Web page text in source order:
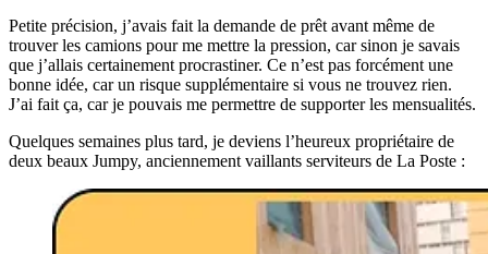
Petite précision, j’avais fait la demande de prêt avant même de
trouver les camions pour me mettre la pression, car sinon je savais
que j’allais certainement procrastiner. Ce n’est pas forcément une
bonne idée, car un risque supplémentaire si vous ne trouvez rien.
J’ai fait ça, car je pouvais me permettre de supporter les mensualités.
Quelques semaines plus tard, je deviens l’heureux propriétaire de
deux beaux Jumpy, anciennement vaillants serviteurs de La Poste :